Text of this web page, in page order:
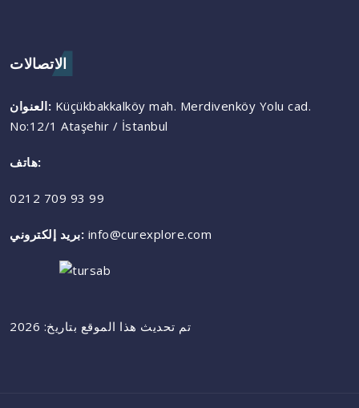
الاتصالات
العنوان: Küçükbakkalköy mah. Merdivenköy Yolu cad.
No:12/1 Ataşehir / İstanbul
هاتف:
0212 709 93 99
بريد إلكتروني: info@curexplore.com
تم تحديث هذا الموقع بتاريخ: 2026